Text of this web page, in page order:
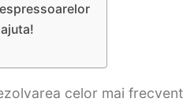
celor mai